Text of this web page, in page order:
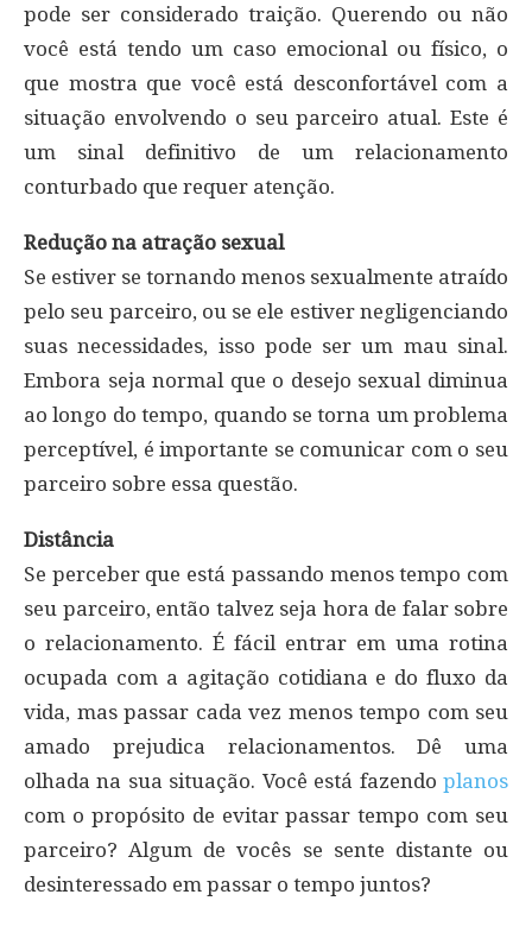
pode ser considerado traição. Querendo ou não
você está tendo um caso emocional ou físico, o
que mostra que você está desconfortável com a
situação envolvendo o seu parceiro atual. Este é
um sinal definitivo de um relacionamento
conturbado que requer atenção.
Redução na atração sexual
Se estiver se tornando menos sexualmente atraído
pelo seu parceiro, ou se ele estiver negligenciando
suas necessidades, isso pode ser um mau sinal.
Embora seja normal que o desejo sexual diminua
ao longo do tempo, quando se torna um problema
perceptível, é importante se comunicar com o seu
parceiro sobre essa questão.
Distância
Se perceber que está passando menos tempo com
seu parceiro, então talvez seja hora de falar sobre
o relacionamento. É fácil entrar em uma rotina
ocupada com a agitação cotidiana e do fluxo da
vida, mas passar cada vez menos tempo com seu
amado prejudica relacionamentos. Dê uma
olhada na sua situação. Você está fazendo planos
com o propósito de evitar passar tempo com seu
parceiro? Algum de vocês se sente distante ou
desinteressado em passar o tempo juntos?